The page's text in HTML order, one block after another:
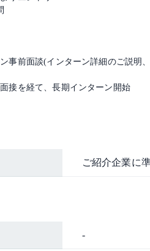
ン事前面談(インターン詳細のご説
面接を経て、長期インターン開始
ご紹介企業に
-